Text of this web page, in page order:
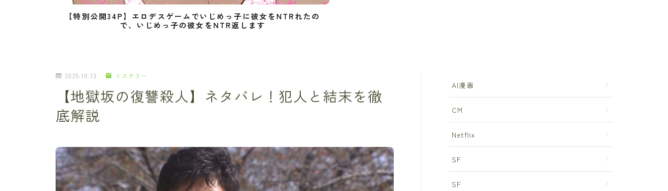
【特別公開34P】エロデスゲームでいじめっ子に彼女をNTRれたの
で、いじめっ子の彼女をNTR返します
2025.10.13 ミステリー
【地獄坂の復讐殺人】ネタバレ！犯人と結末を徹
底解説
AI漫画
CM
Netflix
SF
SF